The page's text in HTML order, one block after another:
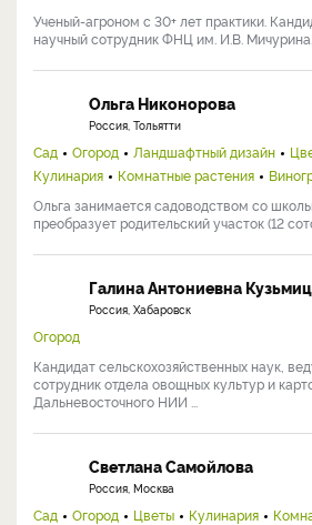
Ученый-агроном с 30+ лет практики.
научный сотрудник ФНЦ им. И.В. Мичурина,
Ольга Никонорова
Россия, Тольятти
Сад Огород Ландшафтный дизайн
Кулинария
Комнатные растения
Ольга занимается садоводством со
преобразует родительский участок (12
Галина Антониевна
Россия, Хабаровск
Огород
Кандидат сельскохозяйственных наук,
сотрудник отдела овощных культур и
Дальневосточного НИИ ...
Светлана Самойлова
Россия, Москва
Сад Огород Цветы Кулинария